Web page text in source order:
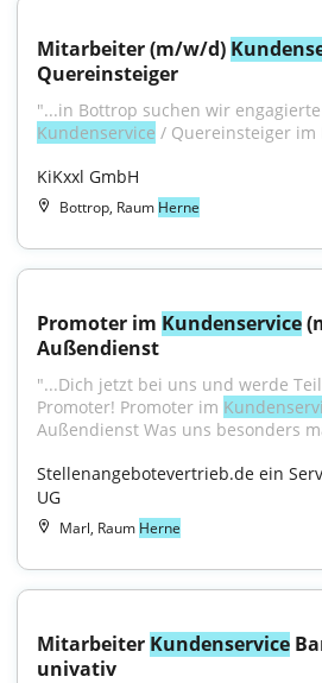
Mitarbeiter (m/w/d)
Quereinsteiger
Kundenservice / Quereinsteiger im
KiKxxl GmbH
Bottrop, Raum Herne
Promoter im Kundenservice
Außendienst
"...Dich jetzt bei uns und werde
Promoter! Promoter im
Außendienst Was uns besonders
Stellenangebotevertrieb.de ein
UG
Marl, Raum Herne
Mitarbeiter Kundenservice
univativ